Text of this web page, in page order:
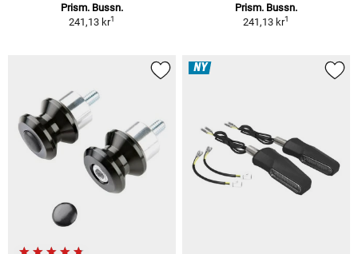
Prism. Bussn.
241,13 kr1
Prism. Bussn.
241,13 kr1
NY